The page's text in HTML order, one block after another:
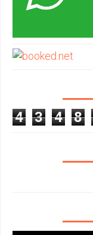
4 3 4 8